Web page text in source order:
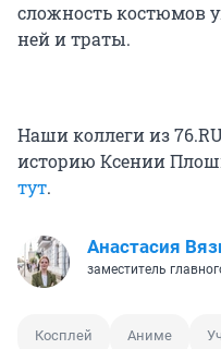
сложность костюмов
ней и траты.
Наши коллеги из
историю Ксении
тут.
Анастасия
заместитель
Косплей Аниме